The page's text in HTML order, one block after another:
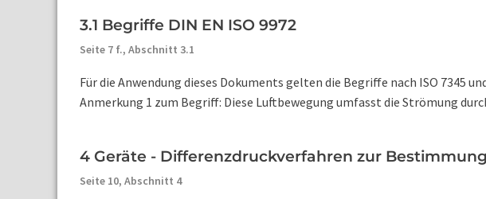
3.1 Begriffe DIN EN ISO 9972
Seite 7 f., Abschnitt 3.1
Für die Anwendung dieses Dokuments gelten die Begriffe nach ISO 7345
Anmerkung 1 zum Begriff: Diese Luftbewegung umfasst die Strömung
4 Geräte - Differenzdruckverfahren zur
Seite 10, Abschnitt 4